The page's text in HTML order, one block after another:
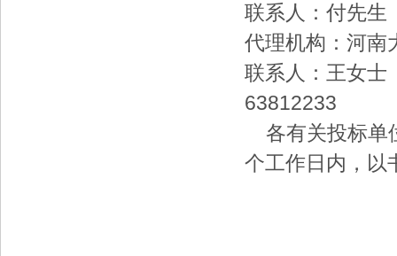
联系人：付先
代理机构：河南
联系人：王女
63812233
各有关投标单
个工作日内，以